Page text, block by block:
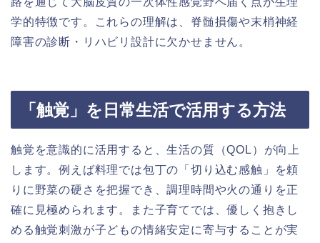
学的特徴です。これらの理解は、脊髄損傷や末梢神経
障害の診断・リハビリ設計に欠かせません。
「触覚」を日常生活で活用する方法
触覚を意識的に活用すると、生活の質（QOL）が向上
します。例えば料理では包丁の「切り込む感触」を頼
りに野菜の硬さを把握でき、調理時間や火の通りを正
確に見極められます。また子育てでは、優しく抱きし
める触覚刺激が子どもの情緒安定に寄与することが実